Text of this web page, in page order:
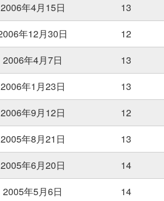
2006年4月15日 13
年12月30日 12
2006年4月7日 13
2006年1月23日 13
2006年9月12日 12
2005年8月21日 13
2005年6月20日 14
2005年5月6日 14